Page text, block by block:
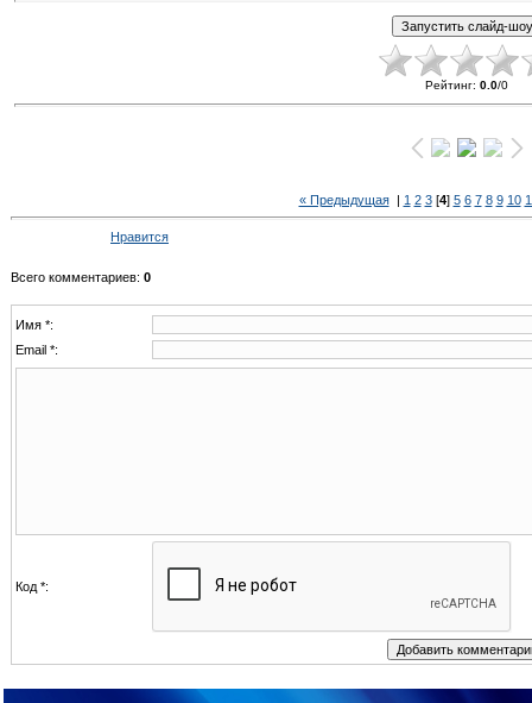
Рейтинг: 0.0/0
« Предыдущая| 1 2 3[4] 5 6 7 8 9 10
Нравится
Всего комментариев: 0
Имя *:
Email *:
Код *: